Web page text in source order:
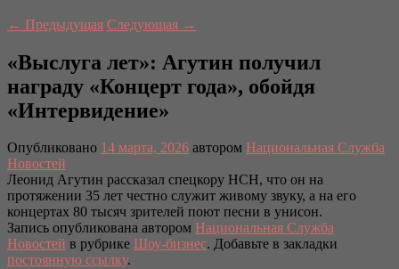
← Предыдущая Следующая →
«Выслуга лет»: Агутин получил
награду «Концерт года», обойдя
«Интервидение»
Опубликовано 14 марта, 2026 автором Национальная Служба
Новостей
Леонид Агутин рассказал спецкору НСН, что он на
протяжении 35 лет честно служит живому звуку, а на его
концертах 80 тысяч зрителей поют песни в унисон.
Запись опубликована автором Национальная Служба
Новостей в рубрике Шоу-бизнес. Добавьте в закладки
постоянную ссылку.